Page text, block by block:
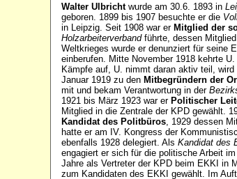
Walter Ulbrichtwurde am 30.6. 1893 in
geboren. 1899 bis 1907 besuchte er die
in Leipzig. Seit 1908 war er Mitglied der
Holzarbeiterverbandführte, dessen
Weltkrieges wurde er denunziert für seine
einberufen. Mitte November 1918 kehrte
Kämpfe auf, U. nimmt daran aktiv teil, wird
Januar 1919 zu den Mitbegründern der
mit und bekam Verantwortung in der
1921 bis März 1923 war er Politischer
Mitglied in die Zentrale der KPD gewählt.
Kandidat des Politbüros , 1929 dessen
hatte er am IV. Kongress der
ebenfalls 1928 delegiert. AlsKandidat des
engagiert er sich für die politische Arbeit
Jahre als Vertreter der KPD beim EKKI in
zum Kandidaten des EKKI gewählt. Im